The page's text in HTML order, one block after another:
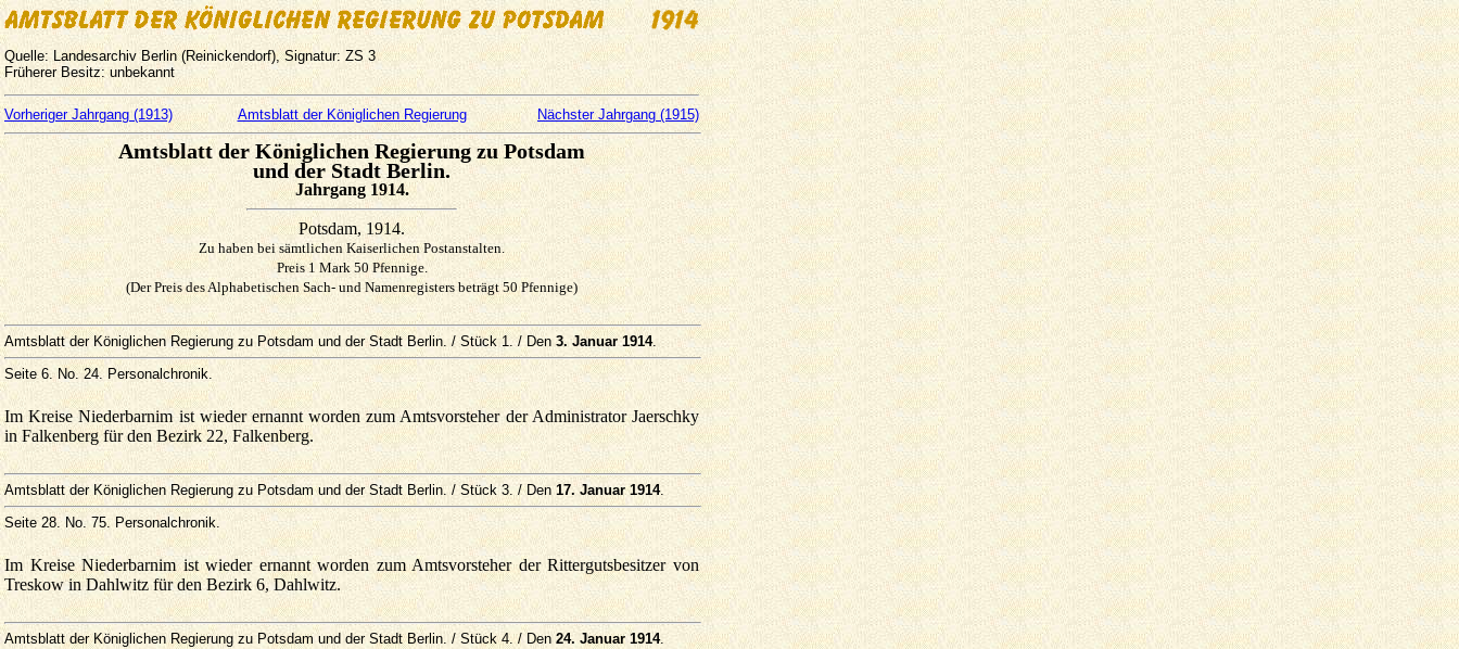
Quelle: Landesarchiv Berlin (Reinickendorf), Signatur: ZS 3
Früherer Besitz: unbekannt
Vorheriger Jahrgang (1913) Amtsblatt der Königlichen Regierung Nächster Jahrgang (1915)
Amtsblatt der Königlichen Regierung zu Potsdam
und der Stadt Berlin.
Jahrgang 1914.
Potsdam, 1914.
Zu haben bei sämtlichen Kaiserlichen Postanstalten.
Preis 1 Mark 50 Pfennige.
(Der Preis des Alphabetischen Sach- und Namenregisters beträgt 50 Pfennige)
Amtsblatt der Königlichen Regierung zu Potsdam und der Stadt Berlin. / Stück 1. / Den 3. Januar 1914.
Seite 6. No. 24. Personalchronik.
Im Kreise Niederbarnim ist wieder ernannt worden zum Amtsvorsteher der Administrator Jaerschky
in Falkenberg für den Bezirk 22, Falkenberg.
Amtsblatt der Königlichen Regierung zu Potsdam und der Stadt Berlin. / Stück 3. / Den17. Januar 1914.
Seite 28. No. 75. Personalchronik.
Im Kreise Niederbarnim ist wieder ernannt worden zum Amtsvorsteher der Rittergutsbesitzer von
Treskow in Dahlwitz für den Bezirk 6, Dahlwitz.
Amtsblatt der Königlichen Regierung zu Potsdam und der Stadt Berlin. / Stück 4. / Den 24. Januar 1914.